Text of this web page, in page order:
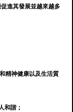
進其發展並越來越多
精神健康以及生活質
和諧；